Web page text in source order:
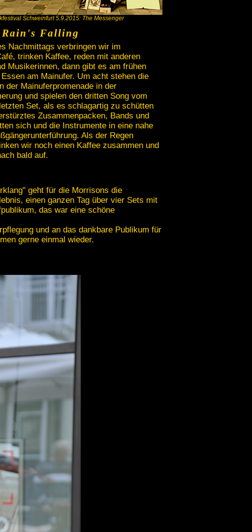
Schweinfurt 5.9.2015: The Messenger
Rain's Falling
Nachmittags verbringen wir im
trinken Kaffee, reden mit anderen
Musikerinnen, dann gibt es am frühen
am Mainufer. Um acht stehen die
der Mainuferpromenade in der
und spielen den dritten Song vom
Set, als es schlagartig zu schütten
Zusammenpacken, Bands und
sich und die Instrumente in eine nahe
Als der Regen
wir noch einen Kaffee zusammen und
bald auf.
geht für die Morrisons die
einen ganzen Tag über vier Sets mit
das war eine schöne
und an das dankbare Publikum für
gerne einmal wieder.